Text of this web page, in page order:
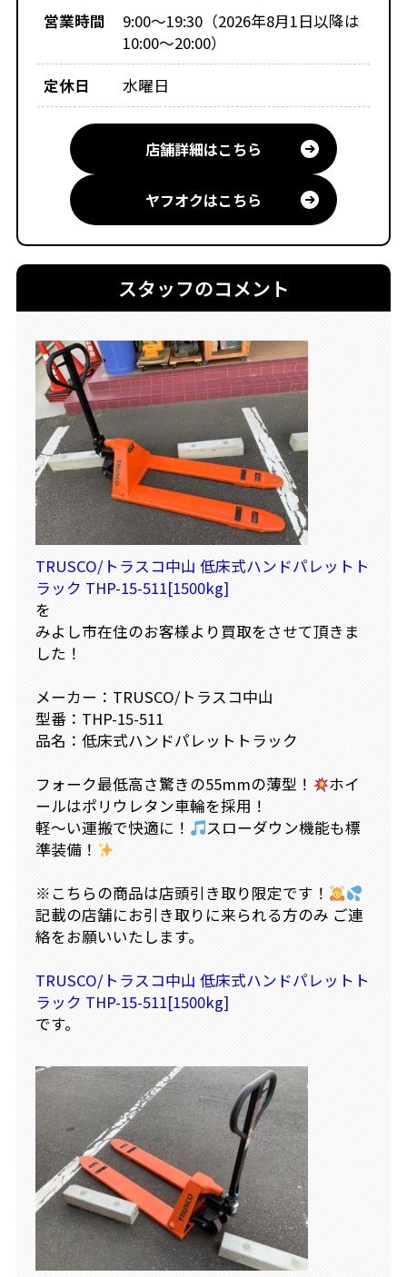
営業時間
9:00～19:30（2026年8月1日以降は
10:00～20:00）
定休日
水曜日
店舗詳細はこちら
ヤフオクはこちら
スタッフのコメント
TRUSCO/トラスコ中山 低床式ハンドパレットト
ラック THP-15-511[1500kg]
を
みよし市在住のお客様より買取をさせて頂きま
した！
メーカー：TRUSCO/トラスコ中山
型番：THP-15-511
品名：低床式ハンドパレットトラック
フォーク最低高さ驚きの55mmの薄型！
ホイ
ールはポリウレタン車輪を採用！
軽～い運搬で快適に！
スローダウン機能も標
準装備！
※こちらの商品は店頭引き取り限定です！
記載の店舗にお引き取りに来られる方のみ ご連
絡をお願いいたします。
TRUSCO/トラスコ中山 低床式ハンドパレットト
ラック THP-15-511[1500kg]
です。